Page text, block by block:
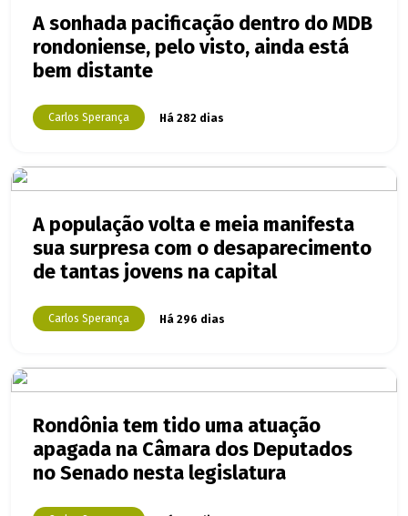
A sonhada pacificação dentro do MDB
rondoniense, pelo visto, ainda está
bem distante
Carlos Sperança Há 282 dias
A população volta e meia manifesta
sua surpresa com o desaparecimento
de tantas jovens na capital
Carlos Sperança Há 296 dias
Rondônia tem tido uma atuação
apagada na Câmara dos Deputados
no Senado nesta legislatura